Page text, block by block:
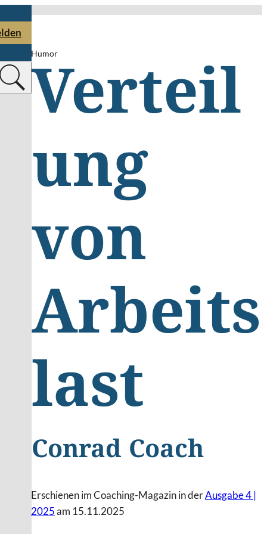
Humor
Verteil
ung
von
Arbeits
last
Conrad Coach
Erschienen im Coaching-Magazin in derAusgabe 4 |
2025am 15.11.2025